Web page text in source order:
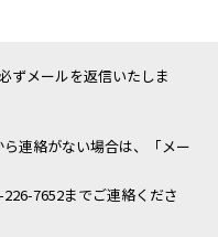
ずメールを返信いたしま
連絡がない場合は、「メー
7652までご連絡くださ